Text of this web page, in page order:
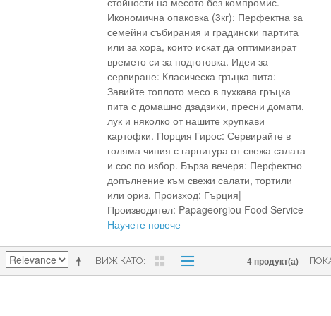
Икономична опаковка (3кг): Перфектна за
семейни събирания и градински партита
или за хора, които искат да оптимизират
времето си за подготовка. Идеи за
сервиране: Класическа гръцка пита:
Завийте топлото месо в пухкава гръцка
пита с домашно дзадзики, пресни домати,
лук и няколко от нашите хрупкави
картофки. Порция Гирос: Сервирайте в
голяма чиния с гарнитура от свежа салата
и сос по избор. Бърза вечеря: Перфектно
допълнение към свежи салати, тортили
или ориз. Произход: Гърция|
Производител: Papageorgiou Food Service
Научете повече
ВИЖ КАТО 4 продукт(а)